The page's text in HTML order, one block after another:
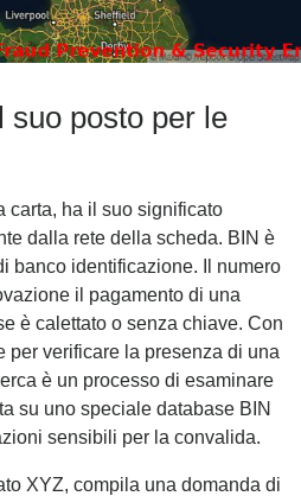
suo posto per le
carta, ha il suo significato
dalla rete della scheda. BIN è
banco identificazione. Il numero
il pagamento di una
è calettato o senza chiave. Con
per verificare la presenza di una
è un processo di esaminare
su uno speciale database BIN
sensibili per la convalida.
XYZ, compila una domanda di